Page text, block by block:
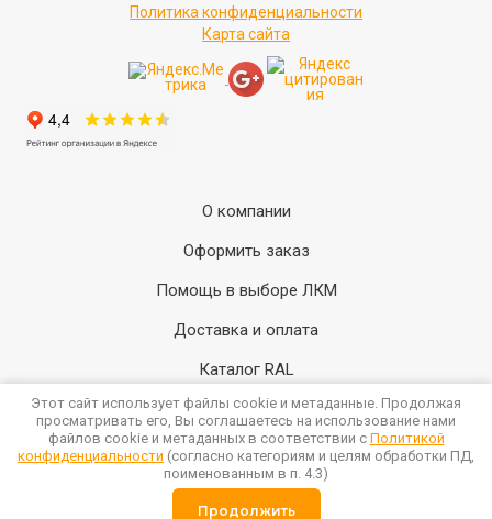
Политика конфиденциальности
Карта сайта
О компании
Оформить заказ
Помощь в выборе ЛКМ
Доставка и оплата
Каталог RAL
Статьи
Контакты
Этот сайт использует файлы cookie и метаданные. Продолжая
просматривать его, Вы соглашаетесь на использование нами
файлов cookie и метаданных в соответствии с Политикой
конфиденциальности (согласно категориям и целям обработки ПД,
поименованным в п. 4.3)
Продолжить